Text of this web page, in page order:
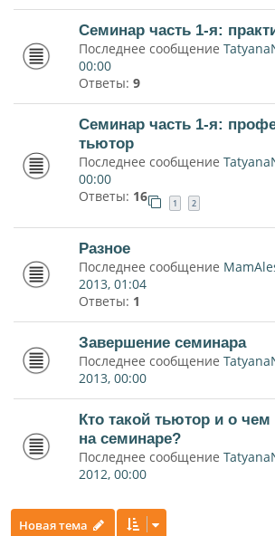
Семинар часть 1-я:
Последнее сообщение
00:00
Ответы: 9
Семинар часть 1-я:
тьютор
Последнее сообщение
00:00
Ответы: 16 1 2
Разное
Последнее сообщение
2013, 01:04
Ответы: 1
Завершение семинара
Последнее сообщение
2013, 00:00
Кто такой тьютор и о
на семинаре?
Последнее сообщение
2012, 00:00
Новая тема